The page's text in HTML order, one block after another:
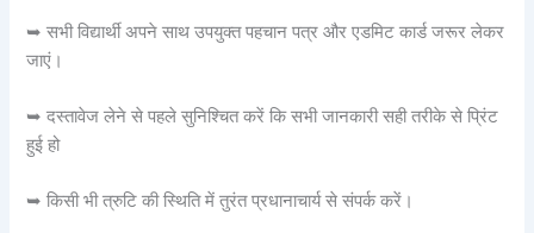
➥ सभी विद्यार्थी अपने साथ उपयुक्त पहचान पत्र और एडमिट कार्ड जरूर लेकर
जाएं।
➥ दस्तावेज लेने से पहले सुनिश्चित करें कि सभी जानकारी सही तरीके से प्रिंट
हुई हो
➥ किसी भी त्रुटि की स्थिति में तुरंत प्रधानाचार्य से संपर्क करें।